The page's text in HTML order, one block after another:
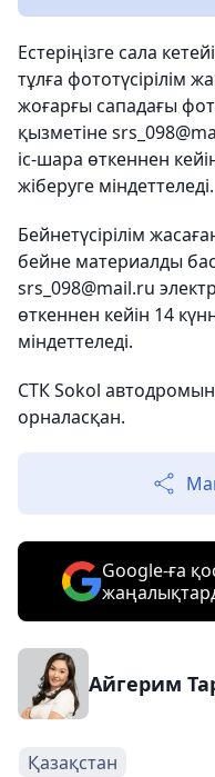
Естеріңізге сала
тұлға фототүсірілім
жоғарғы сападағы
қызметіне
іс-шара өткеннен
жіберуге міндеттеледі.
Бейнетүсірілім
бейне материалды
srs_098@mail.ru
өткеннен кейін 14
міндеттеледі.
СТК Sokol
орналасқан.
Google-ға
Айгерим
Қазақстан